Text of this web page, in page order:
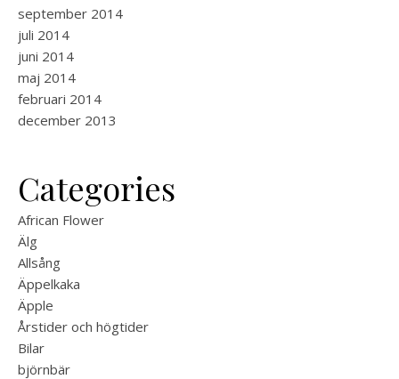
september 2014
juli 2014
juni 2014
maj 2014
februari 2014
december 2013
Categories
African Flower
Älg
Allsång
Äppelkaka
Äpple
Årstider och högtider
Bilar
björnbär